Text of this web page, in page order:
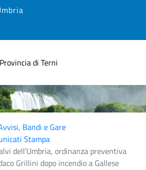
Provincia di Terni
Bandi e Gare
Stampa
dell’Umbria, ordinanza preventiva
Grillini dopo incendio a Gallese